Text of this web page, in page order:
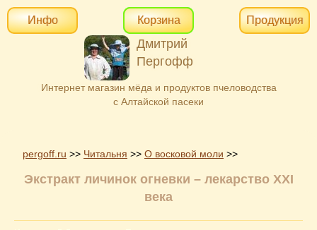
Дмитрий
Пергофф
Интернет магазин мёда и продуктов пчеловодства
с Алтайской пасеки
pergoff.ru >> Читальня >> О восковой моли >>
Экстракт личинок огневки – лекарство XXI
века
Инфо Корзина Продукция